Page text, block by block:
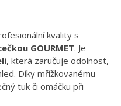
kvality s
GOURMET. Je
, která zaručuje odolnost,
Díky mřížkovanému
tuk či omáčku při